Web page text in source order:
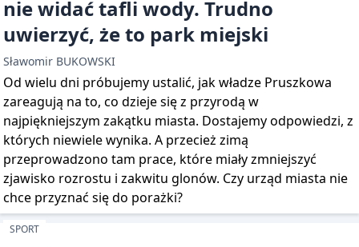
nie widać tafli wody. Trudno
uwierzyć, że to park miejski
Sławomir BUKOWSKI
Od wielu dni próbujemy ustalić, jak władze Pruszkowa
zareagują na to, co dzieje się z przyrodą w
najpiękniejszym zakątku miasta. Dostajemy odpowiedzi, z
których niewiele wynika. A przecież zimą
przeprowadzono tam prace, które miały zmniejszyć
zjawisko rozrostu i zakwitu glonów. Czy urząd miasta nie
chce przyznać się do porażki?
SPORT